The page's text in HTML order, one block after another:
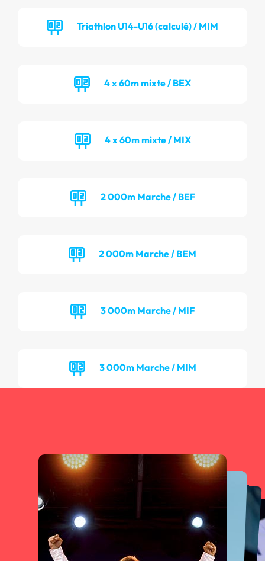
Triathlon U14-U16 (calculé) / MIM
4 x 60m mixte / BEX
4 x 60m mixte / MIX
2 000m Marche / BEF
2 000m Marche / BEM
3 000m Marche / MIF
3 000m Marche / MIM